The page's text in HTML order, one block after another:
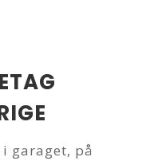
garaget, på